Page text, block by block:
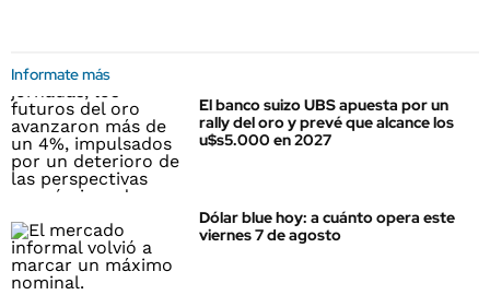
Informate más
El banco suizo UBS apuesta por un
rally del oro y prevé que alcance los
u$s5.000 en 2027
Dólar blue hoy: a cuánto opera este
viernes 7 de agosto